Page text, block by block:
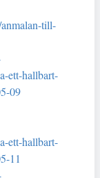
till-
ett-hallbart-
09
ett-hallbart-
11